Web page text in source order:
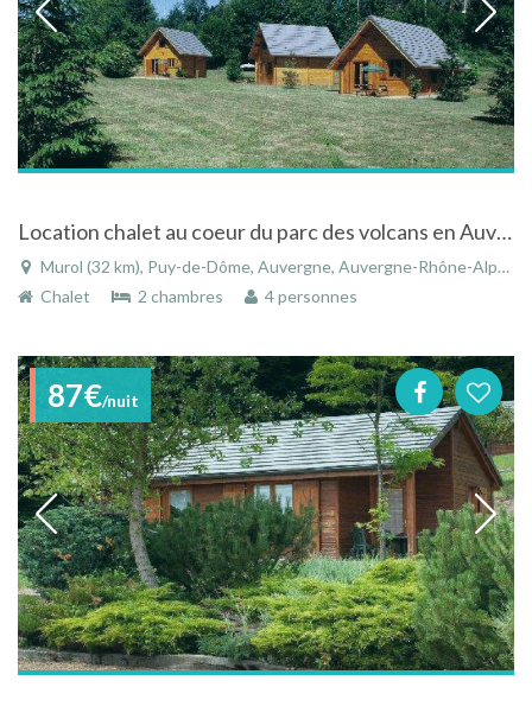
Location chalet au coeur du parc des volcans en Auvergne
Murol (32 km), Puy-de-Dôme, Auvergne, Auvergne-Rhône-Alpes, France
Chalet
2 chambres 4 personnes
87€/nuit